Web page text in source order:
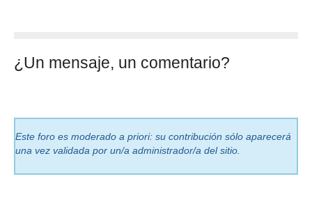
¿Un mensaje, un comentario?
Este foro es moderado a priori: su contribución sólo aparecerá
una vez validada por un/a administrador/a del sitio.